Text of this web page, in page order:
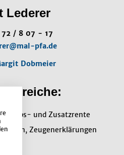
Lederer
/ 8 07 - 17
pfa.de
Dobmeier
und Zusatzrente
Zeugenerklärungen